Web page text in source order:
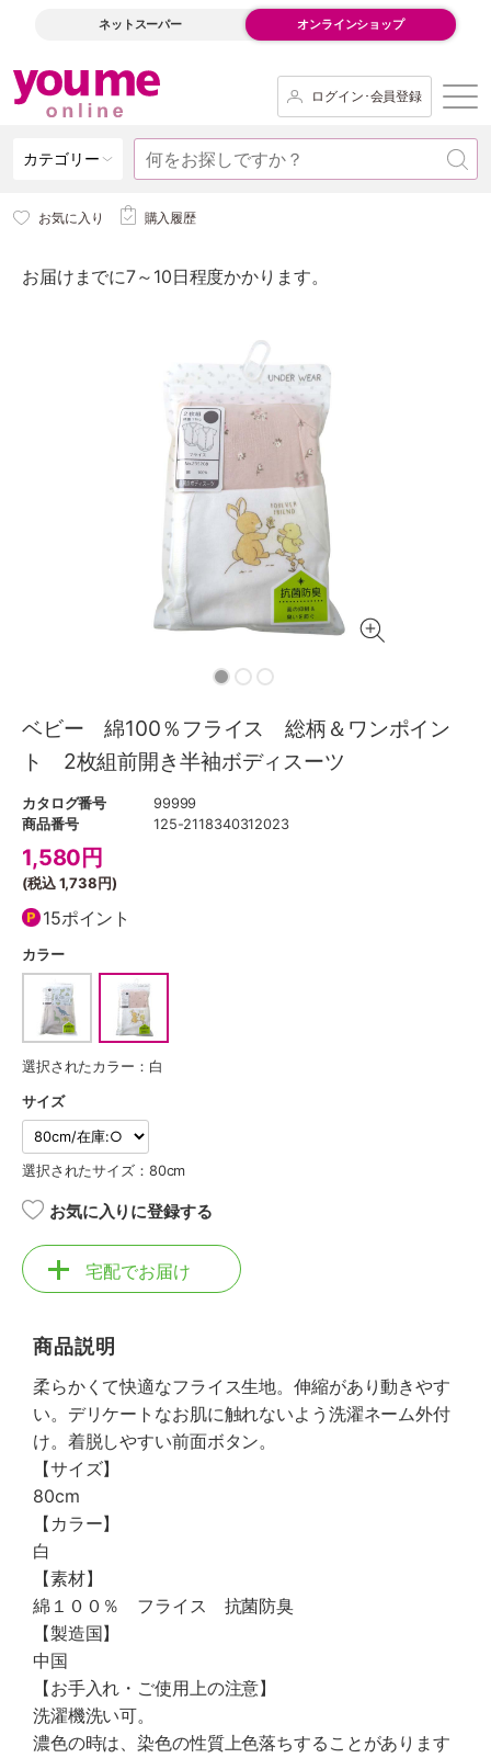
ネットスーパー オンラインショップ
ログイン･会員登録
カテゴリー
お気に入り 購入履歴
お届けまでに7～10日程度かかります。
ベビー 綿100％フライス 総柄＆ワンポイン
ト 2枚組前開き半袖ボディスーツ
カタログ番号
99999
商品番号
125-2118340312023
1,580 円
(税込1,738円)
15ポイント
カラー
選択されたカラー：白
サイズ
選択されたサイズ：80cm
お気に入りに登録する
宅配でお届け
商品説明
柔らかくて快適なフライス生地。伸縮があり動きやす
い。デリケートなお肌に触れないよう洗濯ネーム外付
け。着脱しやすい前面ボタン。
【サイズ】
80cm
【カラー】
白
【素材】
綿１００％ フライス 抗菌防臭
【製造国】
中国
【お手入れ・ご使用上の注意】
洗濯機洗い可。
濃色の時は、染色の性質上色落ちすることがあります